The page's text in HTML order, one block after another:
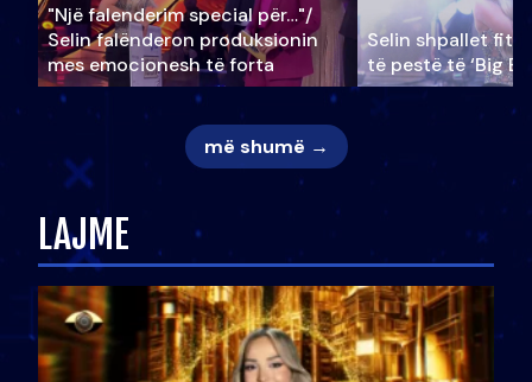
"Një falenderim special për…"/
Selin falënderon produksionin
mes emocionesh të forta
Selin shpallet
të pestë të ‘Big
më shumë →
LAJME